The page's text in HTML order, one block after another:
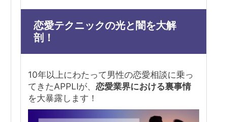
恋愛テクニックの光と闇を大解
剖！
10年以上にわたって男性の恋愛相談に乗っ
てきたAPPLIが、 恋愛業界における裏事情
を大暴露します！